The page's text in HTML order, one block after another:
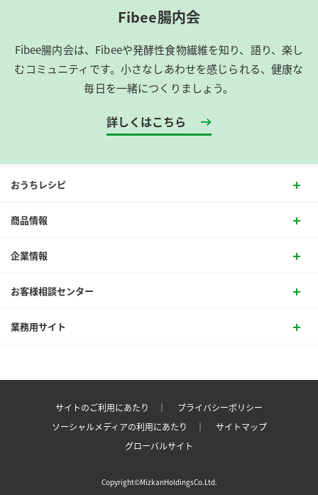
Fibee腸内会
Fibee腸内会は、​Fibeeや発酵性食物繊維を知り、語り、楽し
むコミュニティです。​小さなしあわせを感じられる、健康な
毎日を一緒につくりましょう。
詳しくはこちら
おうちレシピ
商品情報
企業情報
お客様相談センター
業務用サイト
サイトのご利用にあたり ｜
プライバシーポリシー
ソーシャルメディアの利用にあたり ｜
サイトマップ
グローバルサイト
Copyright©MizkanHoldingsCo.Ltd.